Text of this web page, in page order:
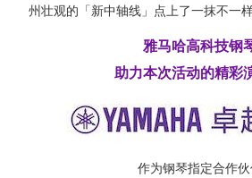
州壮观的「新中轴线」点上了一抹不一样
雅马哈高科技钢
助力本次活动的精彩
作为钢琴指定合作